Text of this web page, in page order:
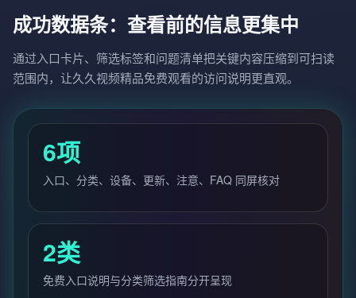
成功数据条：查看前的信息更集中
通过入口卡片、筛选标签和问题清单把关键内容压缩到可扫读
范围内，让久久视频精品免费观看的访问说明更直观。
6项
入口、分类、设备、更新、注意、FAQ 同屏核对
2类
免费入口说明与分类筛选指南分开呈现